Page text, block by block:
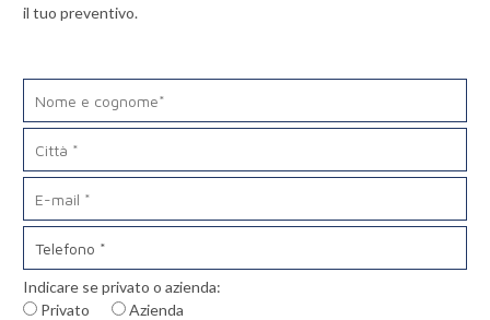
il tuo preventivo.
Indicare se privato o azienda:
Privato
Azienda